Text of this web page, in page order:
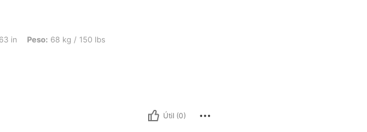
kg / 150 lbs, Forma del cuerpo: Manzana, Color: Blanco, Talla: L
in Peso: 68 kg / 150 lbs
Útil (0)